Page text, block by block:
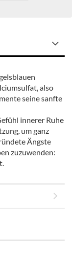
also
seine sanfte
innerer Ruhe
um ganz
Ängste
zuzuwenden: